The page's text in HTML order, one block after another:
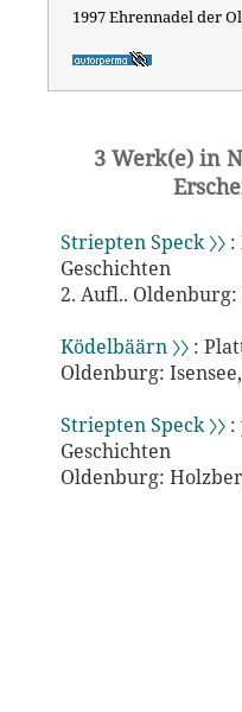
1997 Ehrennadel der
3 Werk(e) in
Striepten Speck 〉〉:
Geschichten
2. Aufl.. Oldenburg:
Ködelbäärn 〉〉:
Oldenburg:
Striepten Speck 〉〉:
Geschichten
Oldenburg: